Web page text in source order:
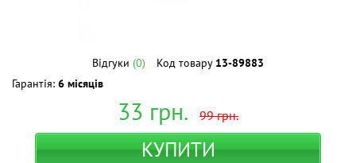
Відгуки (0) Код товару 13-89883
Гарантія: 6 місяців
33 грн. 99грн.
КУПИТИ